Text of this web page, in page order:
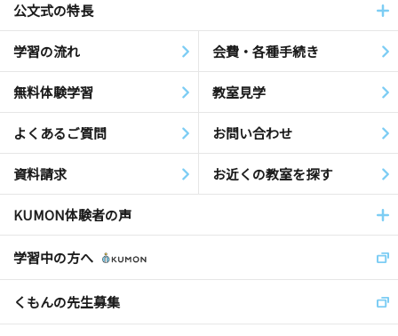
公文式の特長
学習の流れ 会費・各種手続き
無料体験学習 教室見学
よくあるご質問 お問い合わせ
資料請求 お近くの教室を探す
KUMON体験者の声
学習中の方へ
くもんの先生募集